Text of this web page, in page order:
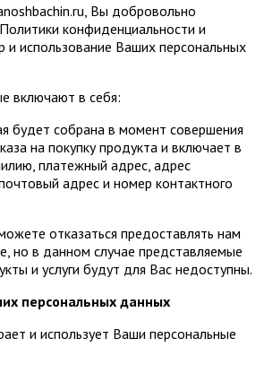
Вы добровольно
конфиденциальности и
и использование Ваших персональных
включают в себя:
будет собрана в момент совершения
на покупку продукта и включает в
платежный адрес, адрес
адрес и номер контактного
отказаться предоставлять нам
но в данном случае представляемые
и услуги будут для Вас недоступны.
персональных данных
и использует Ваши персональные